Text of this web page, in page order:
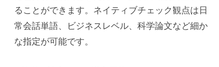
ることができます。ネイティブチェック観点は日
常会話単語、ビジネスレベル、科学論文など細か
な指定が可能です。